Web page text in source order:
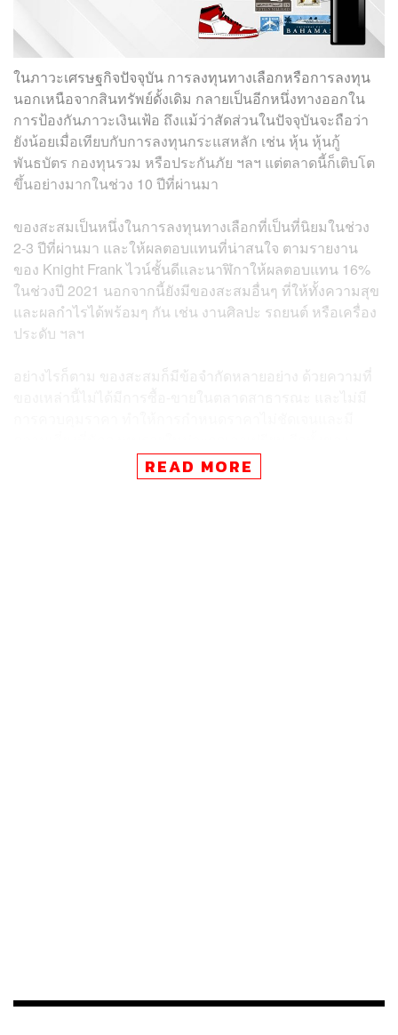
ในภาวะเศรษฐกิจปัจจุบัน การลงทุนทางเลือกหรือการลงทุน
นอกเหนือจากสินทรัพย์ดั้งเดิม กลายเป็นอีกหนึ่งทางออกใน
การป้องกันภาวะเงินเฟ้อ ถึงแม้ว่าสัดส่วนในปัจจุบันจะถือว่า
ยังน้อยเมื่อเทียบกับการลงทุนกระแสหลัก เช่น หุ้น หุ้นกู้
พันธบัตร กองทุนรวม หรือประกันภัย ฯลฯ แต่ตลาดนี้ก็เติบโต
ขึ้นอย่างมากในช่วง 10 ปีที่ผ่านมา
ของสะสมเป็นหนึ่งในการลงทุนทางเลือกที่เป็นที่นิยมในช่วง
2-3 ปีที่ผ่านมา และให้ผลตอบแทนที่น่าสนใจ ตามรายงาน
ของ Knight Frank ไวน์ชั้นดีและนาฬิกาให้ผลตอบแทน 16%
ในช่วงปี 2021 นอกจากนี้ยังมีของสะสมอื่นๆ ที่ให้ทั้งความสุข
และผลกำไรได้พร้อมๆ กัน เช่น งานศิลปะ รถยนต์ หรือเครื่อง
ประดับ ฯลฯ
อย่างไรก็ตาม ของสะสมก็มีข้อจำกัดหลายอย่าง ด้วยความที่
สะสมมีสภาพคล่องค่อนข้างน้อย ตลาดและอุปสงค์เป็นแบบ
เฉพาะกลุ่ม ซึ่งการขายก็อาจใช้เวลานาน แต่ถึงอย่างนั้นหาก
READ MORE